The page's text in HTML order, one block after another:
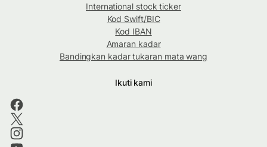
International stock ticker
Kod Swift/BIC
Kod IBAN
Amaran kadar
Bandingkan kadar tukaran mata wang
Ikuti kami